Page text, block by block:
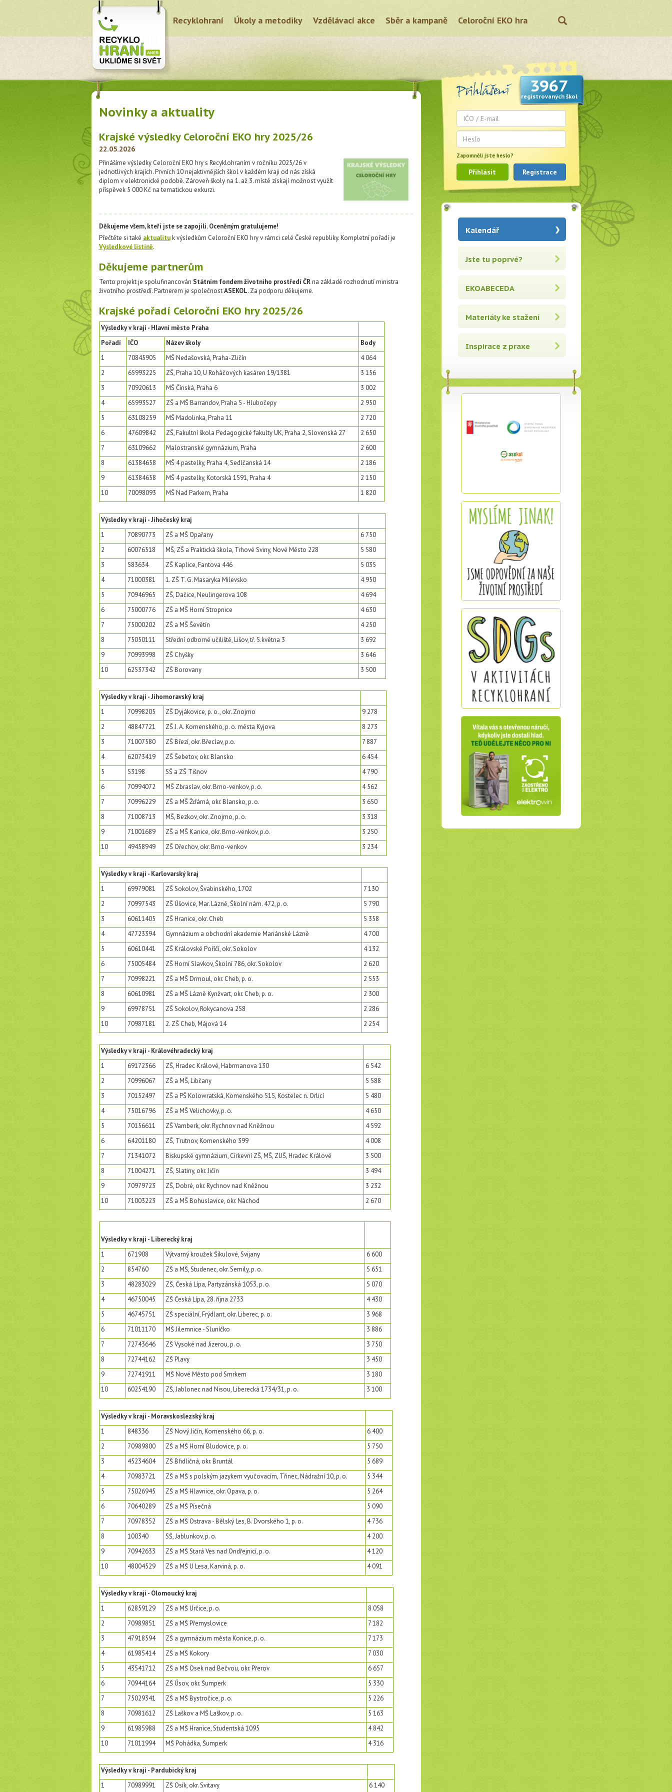
Recyklohraní Úkoly a metodiky Vzdělávací akce Sběr a kampaně Celoroční EKO hra
Novinky a aktuality
Krajské výsledky Celoroční EKO hry 2025/26
22.05.2026
Přinášíme výsledky Celoroční EKO hry s Recyklohraním v ročníku 2025/26 v
jednotlivých krajích. Prvních 10 nejaktivnějších škol v každém kraji od nás získá
diplom v elektronické podobě. Zároveň školy na 1. až 3. místě získají možnost využít
příspěvek 5 000 Kč na tematickou exkurzi.
Děkujeme všem, kteří jste se zapojili. Oceněným gratulujeme!
Přečtěte si také aktualituk výsledkům Celoroční EKO hry v rámci celé České republiky. Kompletní pořadí je
Výsledkové listině.
Děkujeme partnerům
Tento projekt je spolufinancován Státním fondem životního prostředí ČRna základě rozhodnutí ministra
životního prostředí. Partnerem je společnostASEKOL. Za podporu děkujeme.
Krajské pořadí Celoroční EKO hry 2025/26
Výsledky v kraji - Hlavní město Praha
Pořadí
IČO Název školy
Body
1
70845905 MŠ Nedašovská, Praha-Zličín
4 064
2
65993225 ZŠ, Praha 10, U Roháčových kasáren 19/1381
3 156
3
70920613 MŠ Čínská, Praha 6
3 002
4
65993527 ZŠ a MŠ Barrandov, Praha 5 - Hlubočepy
2 950
5
63108259 MŠ Madolinka, Praha 11
2 720
6
47609842 ZŠ, Fakultní škola Pedagogické fakulty UK, Praha 2, Slovenská 27
2 650
7
63109662 Malostranské gymnázium, Praha
2 600
8
61384658 MŠ 4 pastelky, Praha 4, Sedlčanská 14
2 186
9
61384658 MŠ 4 pastelky, Kotorská 1591, Praha 4
2 150
10
70098093 MŠ Nad Parkem, Praha 1 820
Výsledky v kraji - Jihočeský kraj
1
70890773 ZŠ a MŠ Opařany
6 750
2
60076518 MŠ, ZŠ a Praktická škola, Trhové Sviny, Nové Město 228
5 580
3
583634 ZŠ Kaplice, Fantova 446
5 035
4
71000381 1. ZŠ T. G. Masaryka Milevsko
4 950
5
70946965 ZŠ, Dačice, Neulingerova 108
4 694
6
75000776 ZŠ a MŠ Horní Stropnice
4 630
7
75000202 ZŠ a MŠ Ševětín
4 250
8
75050111 Střední odborné učiliště, Lišov, tř. 5.května 3
3 692
9
70993998 ZŠ Chyšky
3 646
10
62537342 ZŠ Borovany 3 500
Výsledky v kraji - Jihomoravský kraj
1
70998205 ZŠ Dyjákovice, p. o., okr. Znojmo
9 278
2
48847721 ZŠ J. A. Komenského, p. o. města Kyjova
8 273
3
71007580 ZŠ Březí, okr. Břeclav, p.o.
7 887
4
62073419 ZŠ Šebetov, okr. Blansko
6 454
5
53198 SŠ a ZŠ Tišnov
4 790
6
70994072 MŠ Zbraslav, okr. Brno-venkov, p. o.
4 562
7
70996229 ZŠ a MŠ Žďárná, okr. Blansko, p. o.
3 650
8
71008713 MŠ, Bezkov, okr. Znojmo, p. o.
3 318
9
71001689 ZŠ a MŠ Kanice, okr. Brno-venkov, p.o.
3 250
10
49458949 ZŠ Ořechov, okr. Brno-venkov 3 234
Výsledky v kraji - Karlovarský kraj
1
69979081 ZŠ Sokolov, Švabinského, 1702
7 130
2
70997543 ZŠ Úšovice, Mar. Lázně, Školní nám. 472, p. o.
5 790
3
60611405 ZŠ Hranice, okr. Cheb
5 358
4
47723394 Gymnázium a obchodní akademie Mariánské Lázně
4 700
5
60610441 ZŠ Královské Poříčí, okr. Sokolov
4 132
6
75005484 ZŠ Horní Slavkov, Školní 786, okr. Sokolov
2 620
7
70998221 ZŠ a MŠ Drmoul, okr. Cheb, p. o.
2 553
8
60610981 ZŠ a MŠ Lázně Kynžvart, okr. Cheb, p. o.
2 300
9
69978751 ZŠ Sokolov, Rokycanova 258
2 286
10
70987181 2. ZŠ Cheb, Májová 14 2 254
Výsledky v kraji - Královéhradecký kraj
1
69172366 ZŠ, Hradec Králové, Habrmanova 130
6 542
2
70996067 ZŠ a MŠ, Libčany
5 588
3
70152497 ZŠ a PŠ Kolowratská, Komenského 515, Kostelec n. Orlicí
5 480
4
75016796 ZŠ a MŠ Velichovky, p. o.
4 650
5
70156611 ZŠ Vamberk, okr. Rychnov nad Kněžnou
4 592
6
64201180 ZŠ, Trutnov, Komenského 399
4 008
7
71341072 Biskupské gymnázium, Církevní ZŠ, MŠ, ZUŠ, Hradec Králové
3 500
8
71004271 ZŠ, Slatiny, okr. Jičín
3 494
9
70979723 ZŠ, Dobré, okr. Rychnov nad Kněžnou
3 232
10
71003223 ZŠ a MŠ Bohuslavice, okr. Náchod 2 670
Výsledky v kraji - Liberecký kraj
1
671908 Výtvarný kroužek Šikulové, Svijany
6 600
2
854760 ZŠ a MŠ, Studenec, okr. Semily, p. o.
5 651
3
48283029 ZŠ, Česká Lípa, Partyzánská 1053, p. o.
5 070
4
46750045 ZŠ Česká Lípa, 28. října 2733
4 430
5
46745751 ZŠ speciální, Frýdlant, okr. Liberec, p. o.
3 968
6
71011170 MŠ Jilemnice - Sluníčko
3 886
7
72743646 ZŠ Vysoké nad Jizerou, p. o.
3 750
8
72744162 ZŠ Plavy
3 450
9
72741911 MŠ Nové Město pod Smrkem
3 180
10
60254190 ZŠ, Jablonec nad Nisou, Liberecká 1734/31, p. o. 3 100
Výsledky v kraji - Moravskoslezský kraj
1
848336 ZŠ Nový Jičín, Komenského 66, p. o.
6 400
2
70989800 ZŠ a MŠ Horní Bludovice, p. o.
5 750
3
45234604 ZŠ Břidličná, okr. Bruntál
5 689
4
70983721 ZŠ a MŠ s polským jazykem vyučovacím, Třinec, Nádražní 10, p. o.
5 344
5
75026945 ZŠ a MŠ Hlavnice, okr. Opava, p. o.
5 264
6
70640289 ZŠ a MŠ Písečná
5 090
7
70978352 ZŠ a MŠ Ostrava - Bělský Les, B. Dvorského 1, p. o.
4 736
8
100340 SŠ, Jablunkov, p. o.
4 200
9
70942633 ZŠ a MŠ Stará Ves nad Ondřejnicí, p. o.
4 120
10
48004529 ZŠ a MŠ U Lesa, Karviná, p. o. 4 091
Výsledky v kraji - Olomoucký kraj
1
62859129 ZŠ a MŠ Určice, p. o.
8 058
2
70989851 ZŠ a MŠ Přemyslovice
7 182
3
47918594 ZŠ a gymnázium města Konice, p. o.
7 173
4
61985414 ZŠ a MŠ Kokory
7 030
5
43541712 ZŠ a MŠ Osek nad Bečvou, okr. Přerov
6 657
6
70944164 ZŠ Úsov, okr. Šumperk
5 330
7
75029341 ZŠ a MŠ Bystročice, p. o.
5 226
8
70981612 ZŠ Laškov a MŠ Laškov, p. o.
5 163
9
61985988 ZŠ a MŠ Hranice, Studentská 1095
4 842
10
71011994 MŠ Pohádka, Šumperk 4 316
Výsledky v kraji - Pardubický kraj
1
70989991 ZŠ Osík, okr. Svitavy 6 140
3967
registrovaných škol
Zapomněli jste heslo?
Přihlásit Registrace
Kalendář
Jste tu poprvé?
EKOABECEDA
Materiály ke stažení
Inspirace z praxe